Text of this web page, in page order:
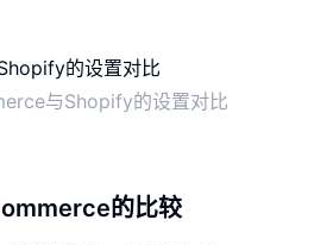
与Shopify的设置对比
的比较